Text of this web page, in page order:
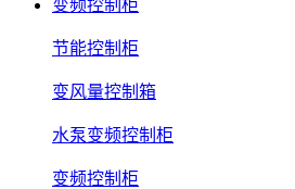
变频控制柜
节能控制柜
变风量控制箱
水泵变频控制柜
变频控制柜